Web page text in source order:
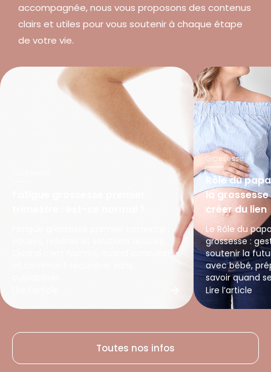
accompagnée, nous vous proposons des contenus
clairs et utiles pour vous soutenir à chaque étape
de votre vie.
Grossesse
Rôle du
la
créer du lien
Le Rôle du
grossesse :
soutenir la
avec bébé,
savoir quand
Lire l’article
Toutes nos infos